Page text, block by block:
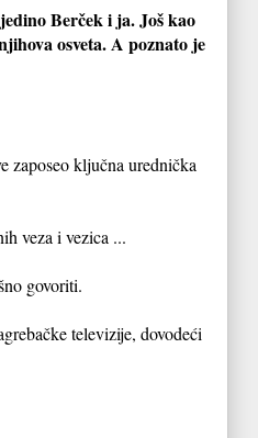
Berček i ja. Još kao
osveta. A poznato je
zaposeo ključna urednička
veza i vezica ...
govoriti.
televizije, dovodeći